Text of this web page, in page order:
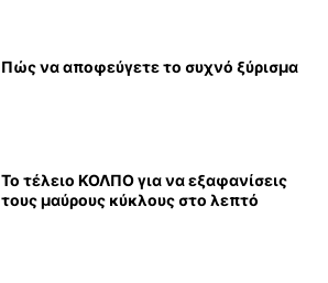
Πώς να αποφεύγετε το συχνό ξύρισμα
Το τέλειο ΚΟΛΠΟ για να εξαφανίσεις
τους μαύρους κύκλους στο λεπτό